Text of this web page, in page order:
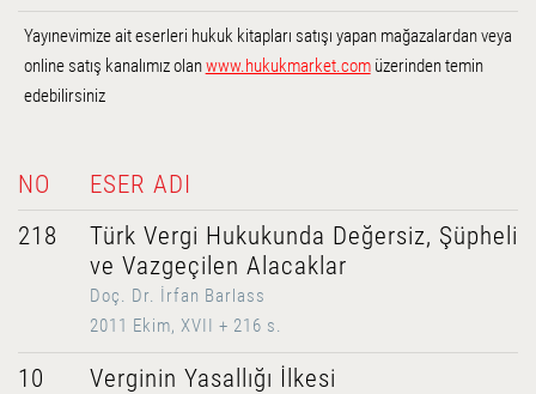
Yayınevimize ait eserleri hukuk kitapları satışı yapan mağazalardan veya
online satış kanalımız olanwww.hukukmarket.comüzerinden temin
edebilirsiniz
NO
ESER ADI
218
Türk Vergi Hukukunda Değersiz, Şüpheli
ve Vazgeçilen Alacaklar
Doç. Dr. İrfan Barlass
2011 Ekim, XVII + 216 s.
10 Verginin Yasallığı İlkesi